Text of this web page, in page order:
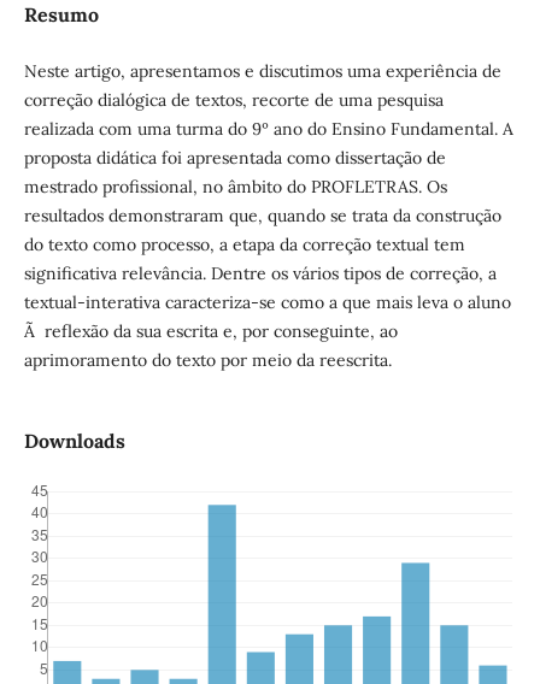
Resumo
Neste artigo, apresentamos e discutimos uma experiência de
correção dialógica de textos, recorte de uma pesquisa
realizada com uma turma do 9º ano do Ensino Fundamental. A
proposta didática foi apresentada como dissertação de
mestrado profissional, no âmbito do PROFLETRAS. Os
resultados demonstraram que, quando se trata da construção
do texto como processo, a etapa da correção textual tem
significativa relevância. Dentre os vários tipos de correção, a
textual-interativa caracteriza-se como a que mais leva o aluno
Ã reflexão da sua escrita e, por conseguinte, ao
aprimoramento do texto por meio da reescrita.
Downloads